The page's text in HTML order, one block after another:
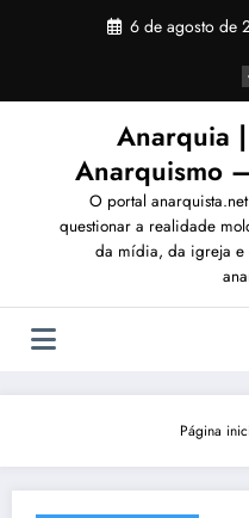
6 de agosto de
Anarquia
Anarquismo
O portal
questionar a realidade
da mídia, da igreja e
Página